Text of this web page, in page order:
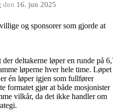
den 16. jun 2025
og sponsorer som gjorde at
deltakerne løper en runde på
løperne hver hele time. Løpet
én løper igjen som fullfører
formatet gjør at både mosjonister
vilkår, da det ikke handler om